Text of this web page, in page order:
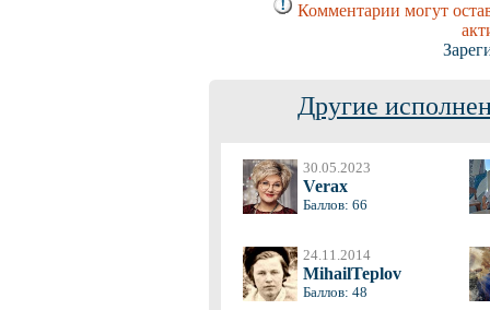
Комментарии могут
Другие
30.05.2023
Verax
Баллов: 66
24.11.2014
MihailTeplov
Баллов: 48